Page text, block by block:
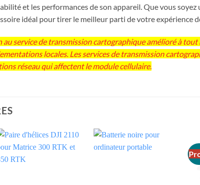
et les performances de son appareil. Que vous
idéal pour tirer le meilleur parti de votre expérience
service de transmission cartographique amélioré à tout
locales. Les services de transmission
réseau qui affectent le module cellulaire.